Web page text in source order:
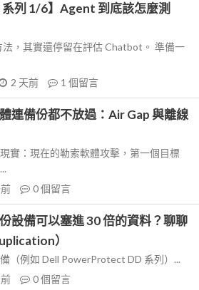
列 1/6】Agent 到底該怎麼測
，其實還停留在評估 Chatbot。 準備一
2 天前 1 個留言
連備份都不放過：Air Gap 與離線
實：現在的勒索軟體攻擊，第一個目標
0個留言
設備可以塞進 30 倍的資料？聊聊
）
（例如 Dell PowerProtect DD 系列）...
0個留言